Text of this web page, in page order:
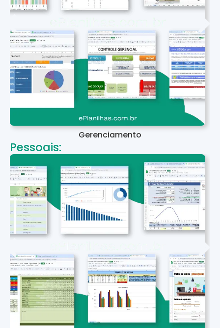
Gerenciamento
Pessoais: